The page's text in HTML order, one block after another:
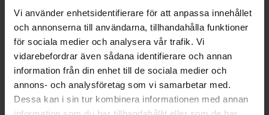
Vi använder enhetsidentifierare för att anpassa innehållet
och annonserna till användarna, tillhandahålla funktioner
för sociala medier och analysera vår trafik. Vi
vidarebefordrar även sådana identifierare och annan
information från din enhet till de sociala medier och
annons- och analysföretag som vi samarbetar med.
Dessa kan i sin tur kombinera informationen med annan
Aktuella erbjudanden
Beskrivning
07046260750692